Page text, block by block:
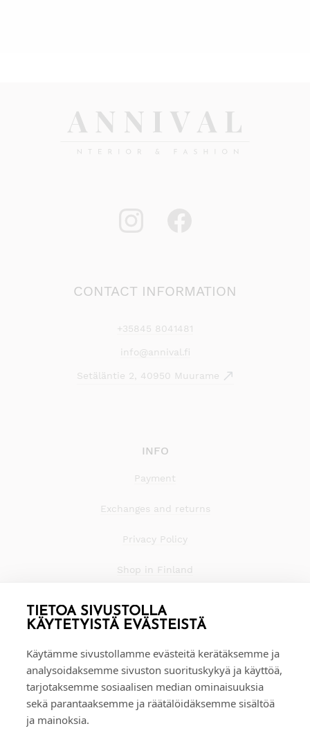
TIETOA SIVUSTOLLA
KÄYTETYISTÄ EVÄSTEISTÄ
Käytämme sivustollamme evästeitä kerätäksemme ja
analysoidaksemme sivuston suorituskykyä ja käyttöä,
tarjotaksemme sosiaalisen median ominaisuuksia
sekä parantaaksemme ja räätälöidäksemme sisältöä
ja mainoksia.
CONTACT INFORMATION
+35845 8041481
info@annival.fi
Setäläntie 2, 40950 Muurame
INFO
Payment
Exchanges and returns
Privacy Policy
Shop in Finland